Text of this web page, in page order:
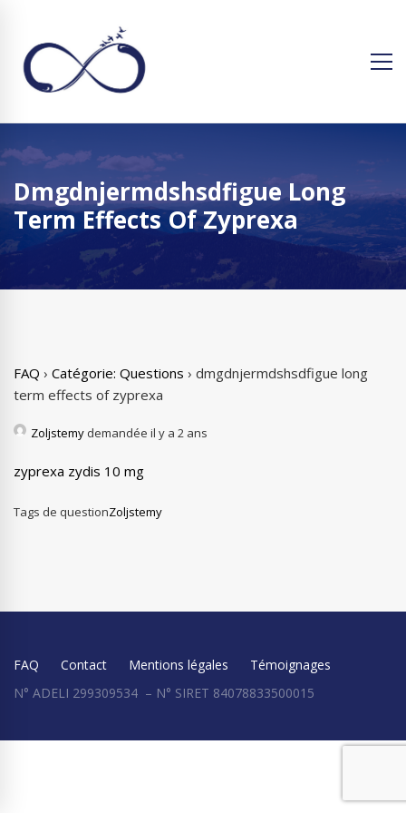
Dmgdnjermdshsdfigue Long
Term Effects Of Zyprexa
FAQ › Catégorie: Questions › dmgdnjermdshsdfigue long
term effects of zyprexa
Zoljstemy demandée il y a 2 ans
zyprexa zydis 10 mg
Tags de questionZoljstemy
FAQ Contact Mentions légales
Témoignages
N° ADELI 299309534 – N° SIRET 84078833500015